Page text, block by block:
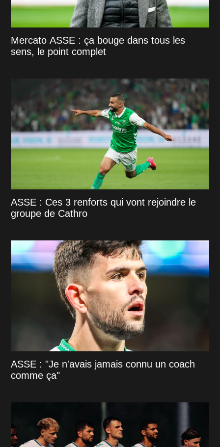
Mercato ASSE : ça bouge dans tous les
sens, le point complet
ASSE : Ces 3 renforts qui vont rejoindre le
groupe de Cathro
ASSE : "Je n'avais jamais connu un coach
comme ça"